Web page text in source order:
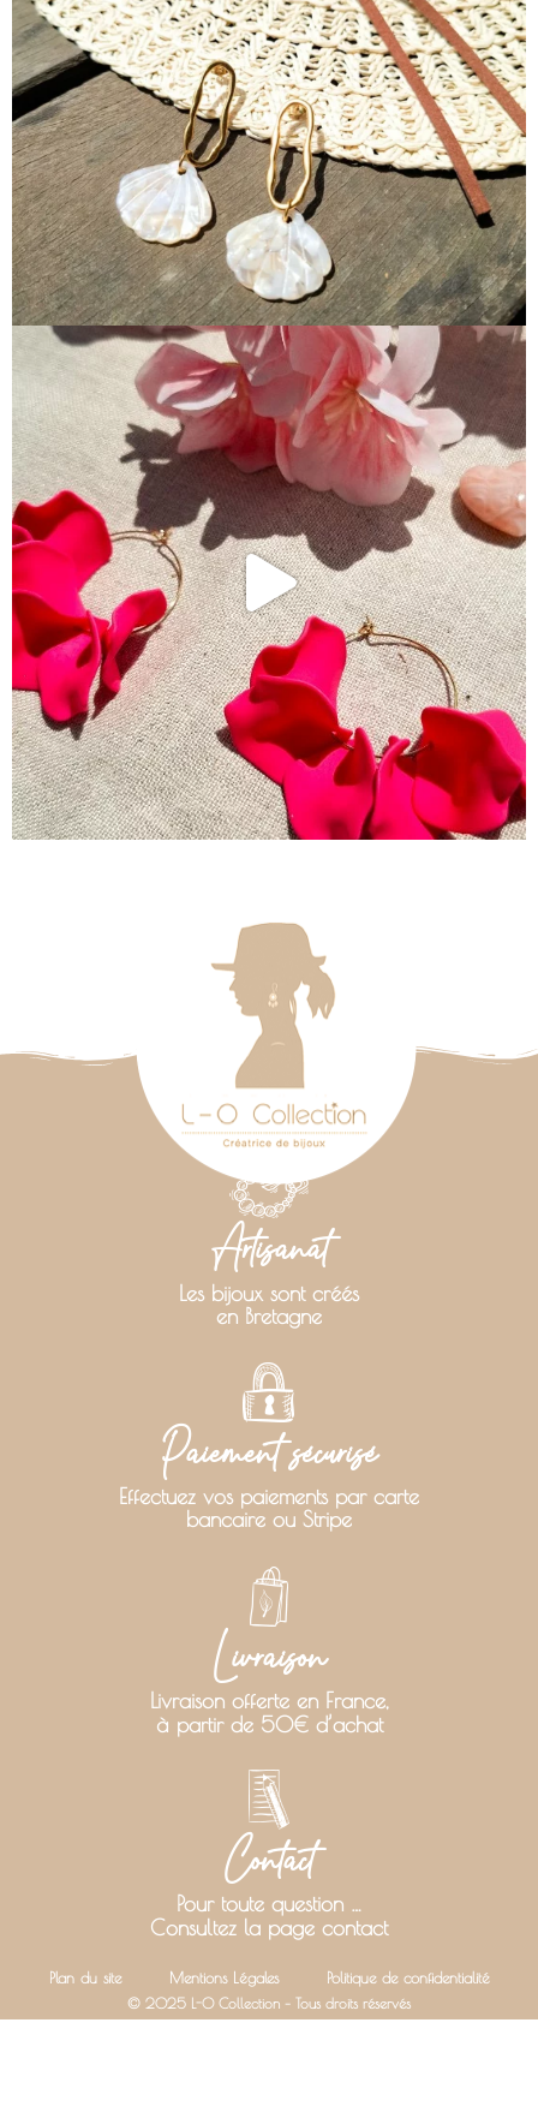
Artisanat
Les bijoux sont créés
en Bretagne
Paiement sécurisé
Effectuez vos paiements par carte
bancaire ou Stripe
Livraison
Livraison offerte en France,
à partir de 50€ d’achat
Contact
Pour toute question …
Consultez la page contact
Plan du site Mentions Légales Politique de confidentialité
© 2025 L-O Collection – Tous droits réservés